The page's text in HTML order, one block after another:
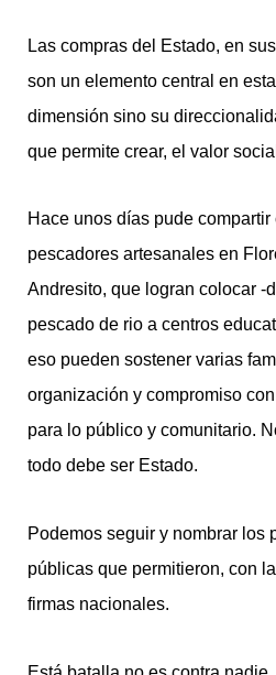
Las compras del Estado, en
son un elemento central en
dimensión sino su
que permite crear, el valor
Hace unos días pude
pescadores artesanales en
Andresito, que logran colocar -
pescado de rio a centros
eso pueden sostener varias
organización y compromiso
para lo público y comunitario.
todo debe ser Estado.
Podemos seguir y nombrar los
públicas que permitieron, con
firmas nacionales.